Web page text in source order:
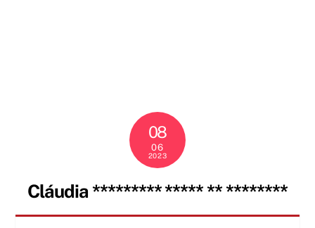
08
06
2023
Cláudia ********* ***** ** ********